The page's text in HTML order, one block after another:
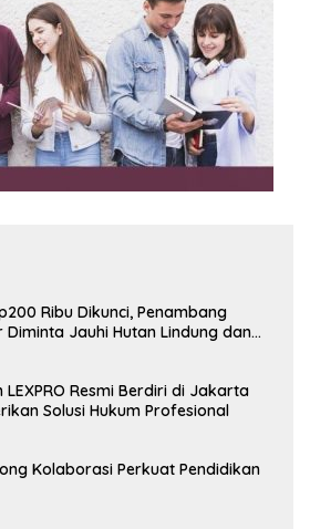
Ribu Dikunci, Penambang
Diminta Jauhi Hutan Lindung dan
LEXPRO Resmi Berdiri di Jakarta
Solusi Hukum Profesional
Kolaborasi Perkuat Pendidikan